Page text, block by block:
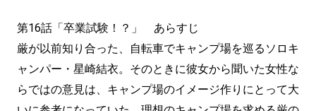
第16話「卒業試験！？」 あらすじ
厳が以前知り合った、自転車でキャンプ場を巡るソロキ
ャンパー・星崎結衣。そのときに彼女から聞いた女性な
らではの意見は、キャンプ場のイメージ作りにとって大